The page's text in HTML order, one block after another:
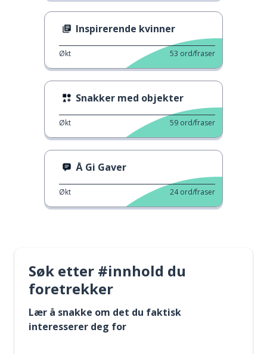
Inspirerende kvinner
Økt 53 ord/fraser
Snakker med objekter
Økt 59 ord/fraser
Å Gi Gaver
Økt 24 ord/fraser
Søk etter #innhold du
foretrekker
Lær å snakke om det du faktisk
interesserer deg for